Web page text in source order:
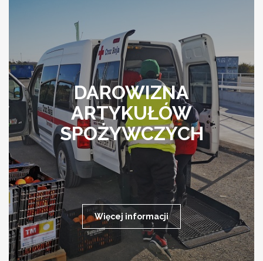
DAROWIZNA
ARTYKUŁÓW
SPOŻYWCZYCH
Więcej informacji